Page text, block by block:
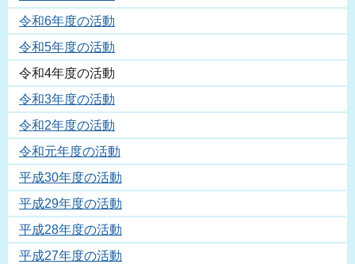
令和6年度の活動
令和5年度の活動
令和4年度の活動
令和3年度の活動
令和2年度の活動
令和元年度の活動
平成30年度の活動
平成29年度の活動
平成28年度の活動
平成27年度の活動